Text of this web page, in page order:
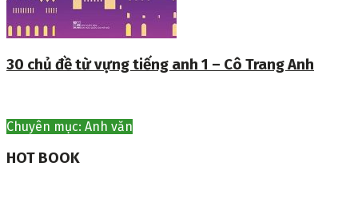
30 chủ đề từ vựng tiếng anh 1 – Cô Trang Anh
Chuyên mục: Anh văn
HOT BOOK